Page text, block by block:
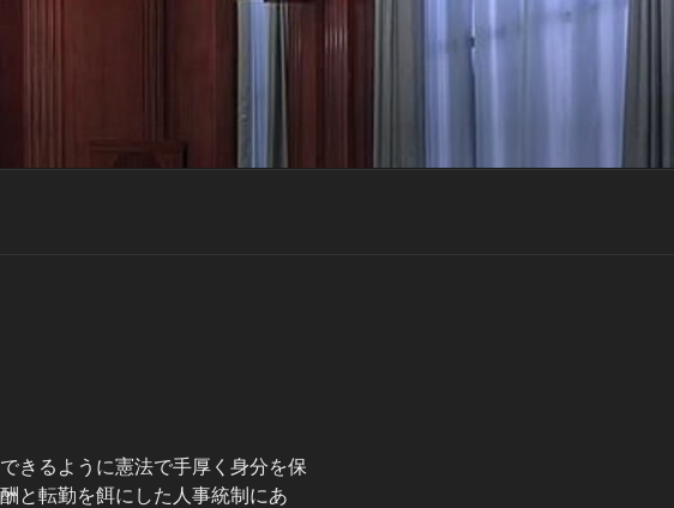
きるように憲法で手厚く身分を保
と転勤を餌にした人事統制にあ